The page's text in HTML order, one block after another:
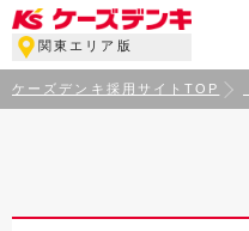
関東エリア版
ケーズデンキ採用サイトTOP